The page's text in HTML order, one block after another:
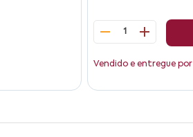
1
Vendido e entregue por